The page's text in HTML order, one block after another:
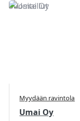
Suositellut
Myydään ravintola
Umai Oy